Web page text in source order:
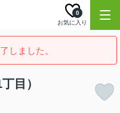
お気に入り
0
しました。
目）